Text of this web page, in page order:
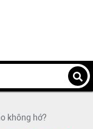
không hớ?